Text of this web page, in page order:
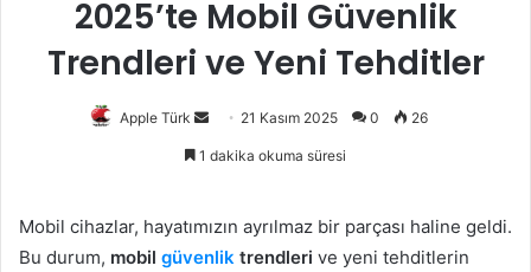
2025’te Mobil Güvenlik
Trendleri ve Yeni Tehditler
Apple Türk
Bir
21 Kasım 2025 0 26
1 dakika okuma süresi
Mobil cihazlar, hayatımızın ayrılmaz bir parçası haline geldi.
Bu durum, mobil güvenlik trendleri ve yeni tehditlerin